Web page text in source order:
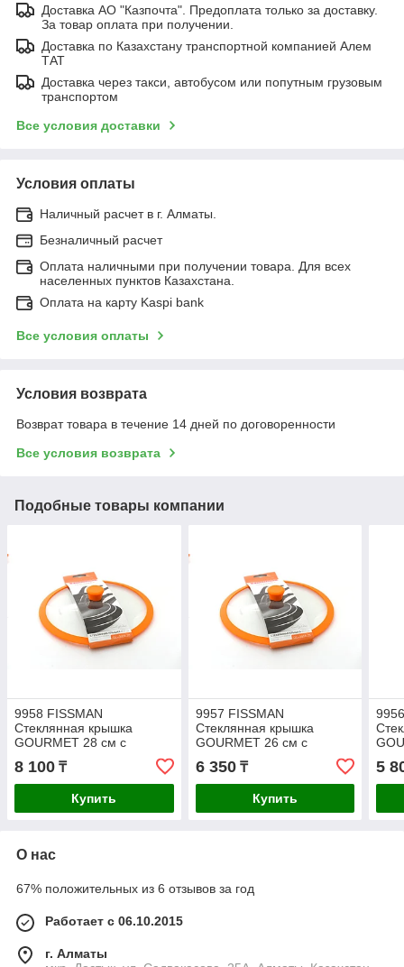
Доставка АО "Казпочта". Предоплата только за доставку.
За товар оплата при получении.
Доставка по Казахстану транспортной компанией Алем
ТАТ
Доставка через такси, автобусом или попутным грузовым
транспортом
Все условия доставки
Условия оплаты
Наличный расчет в г. Алматы.
Безналичный расчет
Оплата наличными при получении товара. Для всех
населенных пунктов Казахстана.
Оплата на карту Kaspi bank
Все условия оплаты
Условия возврата
Возврат товара в течение 14 дней по договоренности
Все условия возврата
Подобные товары компании
9958 FISSMAN
Стеклянная крышка
GOURMET 28 см с
оранжевым силиконовым
ободком
8 100 ₸
Купить
9957 FISSMAN
Стеклянная крышка
GOURMET 26 см с
оранжевым силиконовым
ободком
6 350₸
Купить
5
О нас
67% положительных из 6 отзывов за год
Работает с 06.10.2015
г. Алматы